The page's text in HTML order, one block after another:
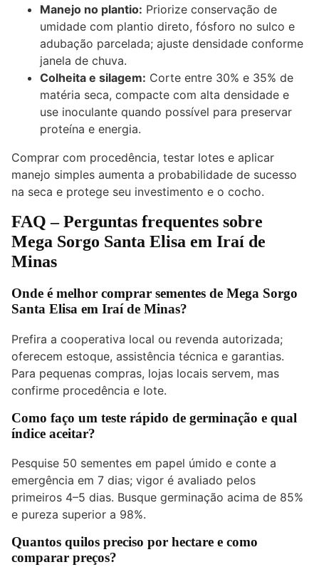
Manejo no plantio: Priorize conservação de
umidade com plantio direto, fósforo no sulco e
adubação parcelada; ajuste densidade conforme
janela de chuva.
Colheita e silagem: Corte entre 30% e 35% de
matéria seca, compacte com alta densidade e
use inoculante quando possível para preservar
proteína e energia.
Comprar com procedência, testar lotes e aplicar
manejo simples aumenta a probabilidade de sucesso
na seca e protege seu investimento e o cocho.
FAQ – Perguntas frequentes sobre
Mega Sorgo Santa Elisa em Iraí de
Minas
Onde é melhor comprar sementes de Mega Sorgo
Santa Elisa em Iraí de Minas?
Prefira a cooperativa local ou revenda autorizada;
oferecem estoque, assistência técnica e garantias.
Para pequenas compras, lojas locais servem, mas
confirme procedência e lote.
Como faço um teste rápido de germinação e qual
índice aceitar?
Pesquise 50 sementes em papel úmido e conte a
emergência em 7 dias; vigor é avaliado pelos
primeiros 4–5 dias. Busque germinação acima de 85%
e pureza superior a 98%.
Quantos quilos preciso por hectare e como
comparar preços?